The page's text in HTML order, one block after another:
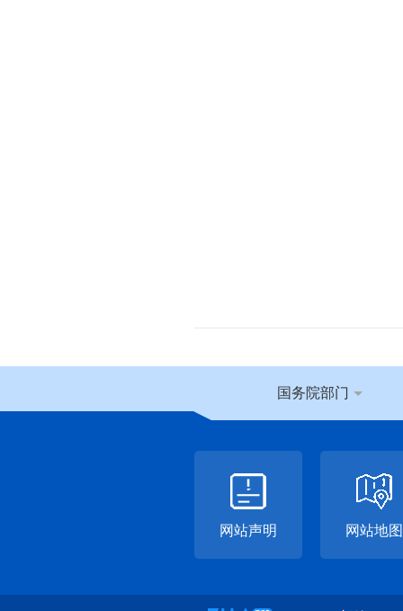
国务院部门
网站声明 网站地图